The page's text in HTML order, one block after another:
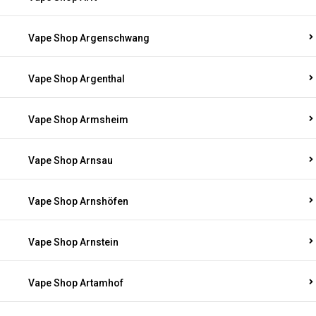
Vape Shop Argenschwang
Vape Shop Argenthal
Vape Shop Armsheim
Vape Shop Arnsau
Vape Shop Arnshöfen
Vape Shop Arnstein
Vape Shop Artamhof